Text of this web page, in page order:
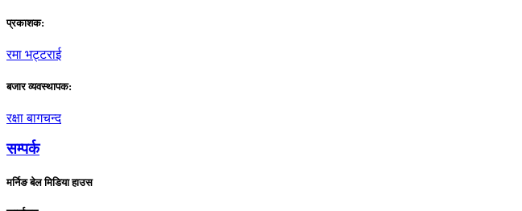
प्रकाशक:
रमा भट्टराई
बजार व्यवस्थापक:
रक्षा बागचन्द
सम्पर्क
मर्निङ बेल मिडिया हाउस